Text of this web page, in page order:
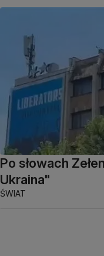
Po słowach
Ukraina"
ŚWIAT